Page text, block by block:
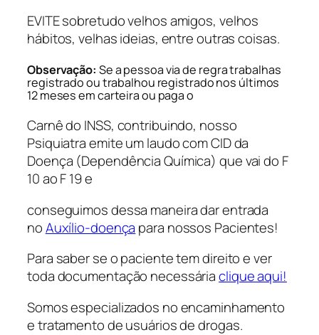
EVITE sobretudo velhos amigos, velhos
hábitos, velhas ideias, entre outras coisas.
Observação: Se a pessoa via de regra trabalhas
registrado ou trabalhou registrado nos últimos
12 meses em carteira ou paga o
Carnê do INSS, contribuindo, nosso
Psiquiatra emite um laudo com CID da
Doença (Dependência Química) que vai do F
10 ao F 19 e
conseguimos dessa maneira dar entrada
noAuxílio-doença para nossos Pacientes!
Para saber se o paciente tem direito e ver
toda documentação necessáriaclique aqui!
Somos especializados no encaminhamento
e tratamento de usuários de drogas.